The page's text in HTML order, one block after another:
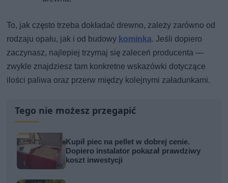
To, jak często trzeba dokładać drewno, zależy zarówno od
rodzaju opału, jak i od budowy kominka. Jeśli dopiero
zaczynasz, najlepiej trzymaj się zaleceń producenta —
zwykle znajdziesz tam konkretne wskazówki dotyczące
ilości paliwa oraz przerw między kolejnymi załadunkami.
Tego nie możesz przegapić
Kupił piec na pellet w dobrej cenie.
Dopiero instalator pokazał prawdziwy
koszt inwestycji